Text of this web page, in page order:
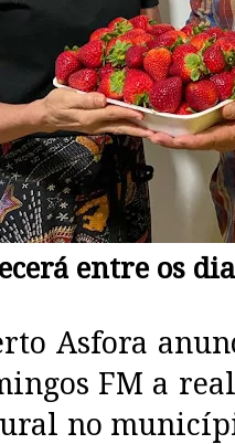
entre os
Asfora
FM a
no